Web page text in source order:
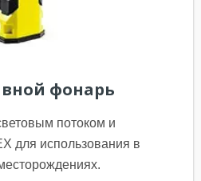
фонарь
потоком и
для использования в